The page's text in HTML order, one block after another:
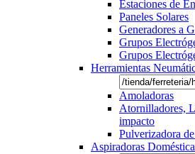
Estaciones de
Paneles Solares
Generadores a
Grupos
Grupos
Herramientas
Amoladoras
Atornilladores,
impacto
Pulverizadora
Aspiradoras